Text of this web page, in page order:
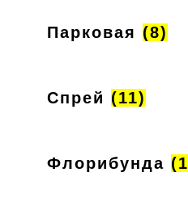
Парковая (8)
Спрей (11)
Флорибунда